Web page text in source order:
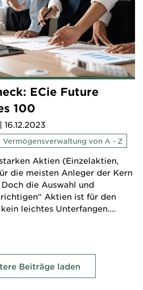
ECie Future
100
| 16.12.2023
Vermögensverwaltung von A - Z
Aktien (Einzelaktien,
die meisten Anleger der Kern
die Auswahl und
Aktien ist für den
leichtes Unterfangen.
Basisstrategie eines
Beiträge laden